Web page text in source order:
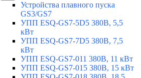
Устройства плавного пуска
GS3/GS7
УПП ESQ-GS7-5D5 380В, 5,5
кВт
УПП ESQ-GS7-7D5 380В, 7,5
кВт
УПП ESQ-GS7-011 380В, 11 кВт
УПП ESQ-GS7-015 380В, 15 кВт